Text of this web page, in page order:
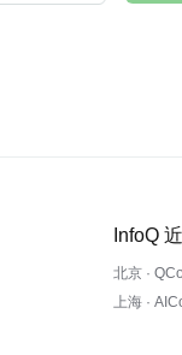
InfoQ
北京 ·
上海 ·